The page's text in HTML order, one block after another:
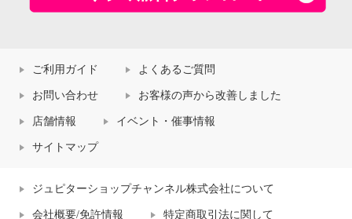
ご利用ガイド よくあるご質問
お問い合わせ お客様の声から改善しました
店舗情報 イベント・催事情報
サイトマップ
ジュピターショップチャンネル株式会社について
会社概要/免許情報 特定商取引法に関して